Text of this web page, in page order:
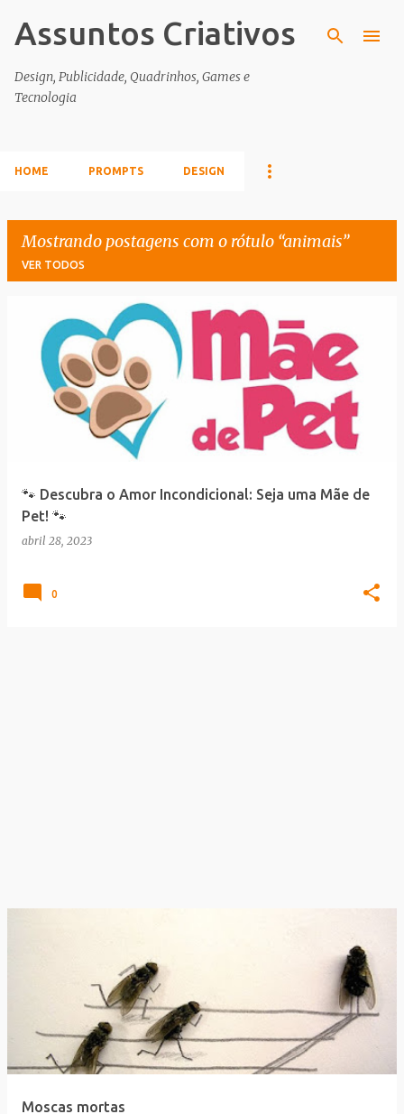
Pular para o conteúdo principal
Assuntos Criativos
Design, Publicidade, Quadrinhos, Games e
Tecnologia
HOME PROMPTS DESIGN
Mostrando postagens com o rótulo animais
VER TODOS
🐾 Descubra o Amor Incondicional: Seja uma Mãe de
Pet! 🐾
abril 28, 2023
0
Moscas mortas